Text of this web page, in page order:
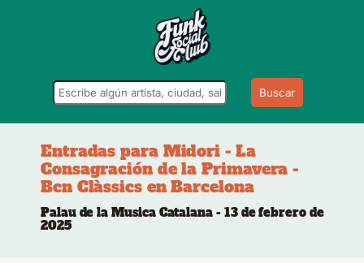
Buscar
Entradas para Midori - La
Consagración de la Primavera -
Bcn Clàssics en Barcelona
Palau de la Musica Catalana - 13 de febrero de
2025